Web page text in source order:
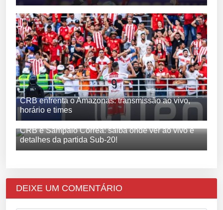
CRB enfrenta o Amazonas: transmissão ao vivo,
horário e times
CRB e Sampaio Corrêa: saiba onde ver ao vivo e
detalhes da partida Sub-20!
DEIXE UM COMENTÁRIO